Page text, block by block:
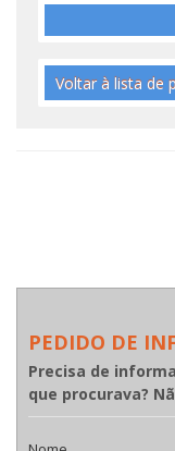
Voltar à lista de
PEDIDO DE
Precisa de
que procurava?